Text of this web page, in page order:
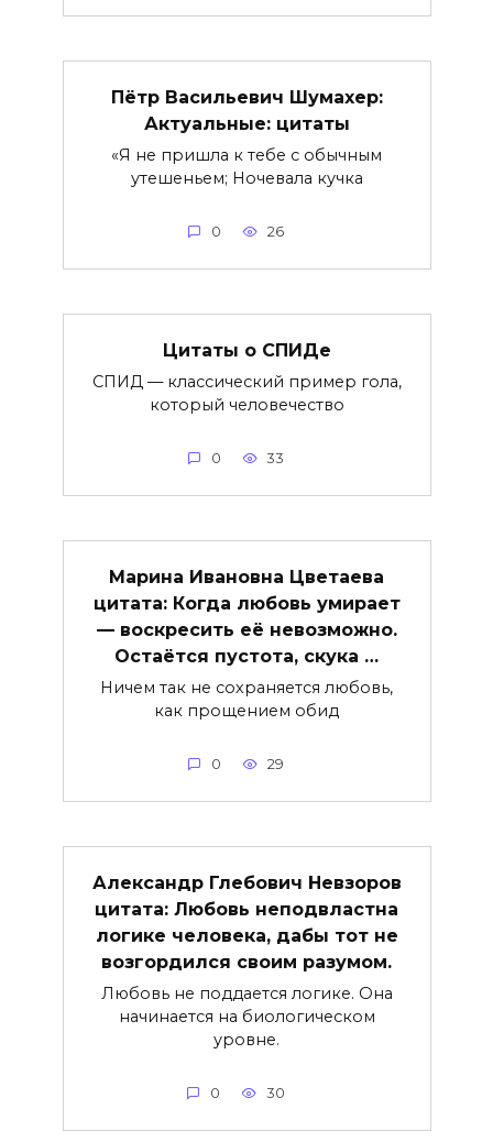
Пётр Васильевич Шумахер:
Актуальные: цитаты
«Я не пришла к тебе с обычным
утешеньем; Ночевала кучка
0 26
Цитаты о СПИДе
СПИД — классический пример гола,
который человечество
0 33
Марина Ивановна Цветаева
цитата: Когда любовь умирает
— воскресить её невозможно.
Остаётся пустота, скука …
Ничем так не сохраняется любовь,
как прощением обид
0 29
Александр Глебович Невзоров
цитата: Любовь неподвластна
логике человека, дабы тот не
возгордился своим разумом.
Любовь не поддается логике. Она
начинается на биологическом
уровне.
0 30